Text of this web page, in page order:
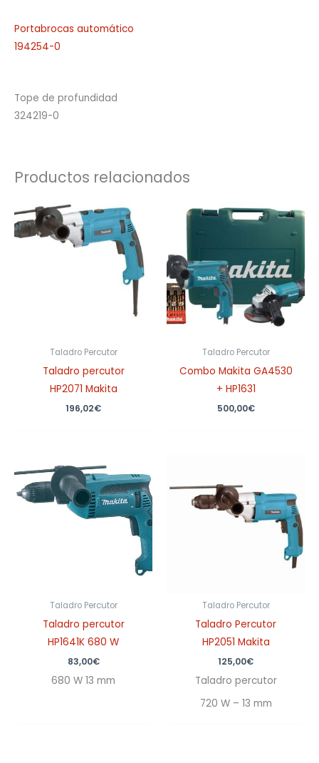
Portabrocas automático
194254-0
Tope de profundidad
324219-0
Productos relacionados
Taladro Percutor
Taladro percutor
HP2071 Makita
196,02€
Taladro Percutor
Combo Makita GA4530
+ HP1631
500,00€
Taladro Percutor
Taladro percutor
HP1641K 680 W
83,00€
680 W 13 mm
Taladro Percutor
Taladro Percutor
HP2051 Makita
125,00€
Taladro percutor
720 W – 13 mm